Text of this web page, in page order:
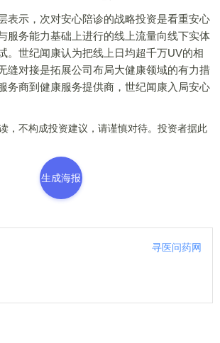
示，次对安心陪诊的战略投资是看重安心
服务能力基础上进行的线上流量向线下实体
。世纪闻康认为把线上日均超千万UV的相
缝对接是拓展公司布局大健康领域的有力措
务商到健康服务提供商，世纪闻康入局安心
不构成投资建议，请谨慎对待。投资者据此
生成海报
寻医问药网